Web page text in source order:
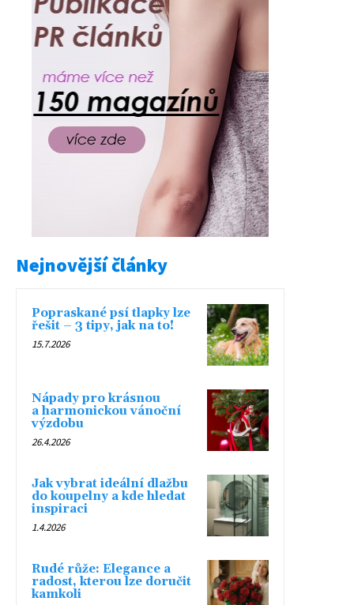
Nejnovější články
Popraskané psí tlapky lze
řešit – 3 tipy, jak na to!
15.7.2026
Nápady pro krásnou
a harmonickou vánoční
výzdobu
26.4.2026
Jak vybrat ideální dlažbu
do koupelny a kde hledat
inspiraci
1.4.2026
Rudé růže: Elegance a
radost, kterou lze doručit
kamkoli